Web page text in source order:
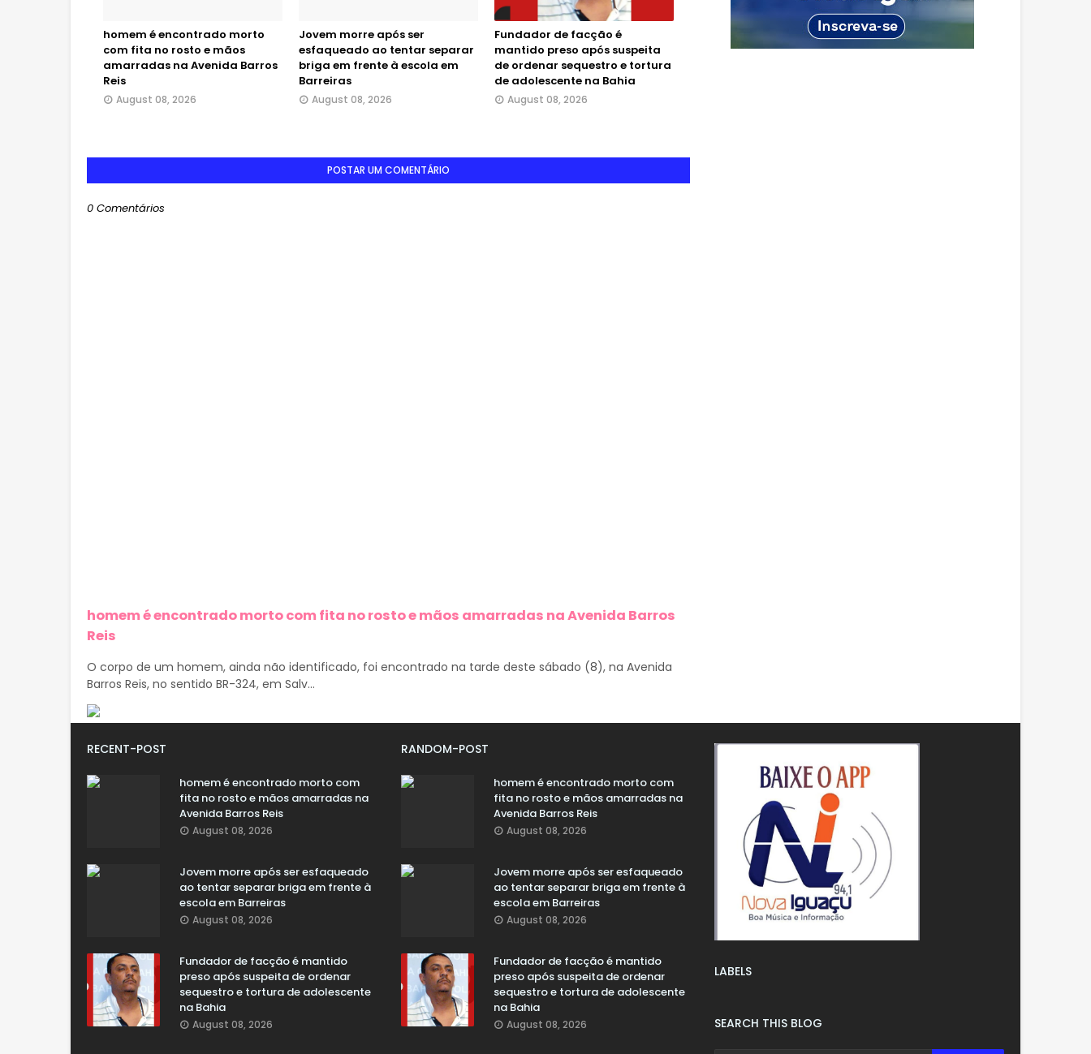
homem é encontrado morto
com fita no rosto e mãos
amarradas na Avenida Barros
Reis
August 08, 2026
Jovem morre após ser
esfaqueado ao tentar separar
briga em frente à escola em
Barreiras
August 08, 2026
Fundador de facção é
mantido preso após suspeita
de ordenar sequestro e tortura
de adolescente na Bahia
August 08, 2026
POSTAR UM COMENTÁRIO
0 Comentários
homem é encontrado morto com fita no rosto e mãos amarradas na Avenida Barros
Reis
O corpo de um homem, ainda não identificado, foi encontrado na tarde deste sábado (8), na Avenida
Barros Reis, no sentido BR-324, em Salv...
RECENT-POST
homem é encontrado morto com
fita no rosto e mãos amarradas na
Avenida Barros Reis
August 08, 2026
Jovem morre após ser esfaqueado
ao tentar separar briga em frente à
escola em Barreiras
August 08, 2026
Fundador de facção é mantido
preso após suspeita de ordenar
sequestro e tortura de adolescente
na Bahia
August 08, 2026
RANDOM-POST
homem é encontrado morto com
fita no rosto e mãos amarradas na
Avenida Barros Reis
August 08, 2026
Jovem morre após ser esfaqueado
ao tentar separar briga em frente à
escola em Barreiras
August 08, 2026
Fundador de facção é mantido
preso após suspeita de ordenar
sequestro e tortura de adolescente
na Bahia
August 08, 2026
LABELS
SEARCH THIS BLOG